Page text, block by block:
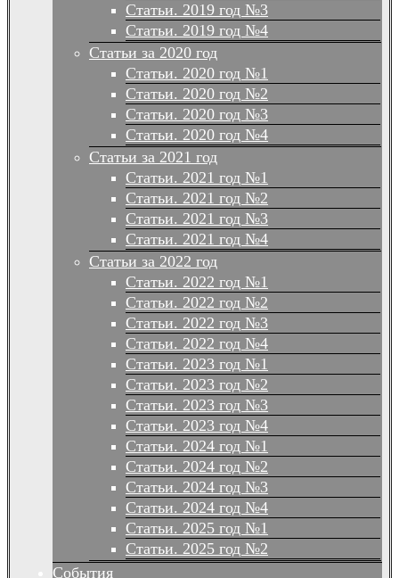
Статьи. 2019 год №3
Статьи. 2019 год №4
Статьи за 2020 год
Статьи. 2020 год №1
Статьи. 2020 год №2
Статьи. 2020 год №3
Статьи. 2020 год №4
Статьи за 2021 год
Статьи. 2021 год №1
Статьи. 2021 год №2
Статьи. 2021 год №3
Статьи. 2021 год №4
Статьи за 2022 год
Статьи. 2022 год №1
Статьи. 2022 год №2
Статьи. 2022 год №3
Статьи. 2022 год №4
Статьи. 2023 год №1
Статьи. 2023 год №2
Статьи. 2023 год №3
Статьи. 2023 год №4
Статьи. 2024 год №1
Статьи. 2024 год №2
Статьи. 2024 год №3
Статьи. 2024 год №4
Статьи. 2025 год №1
Статьи. 2025 год №2
События